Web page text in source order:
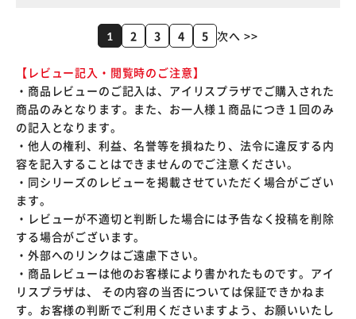
1 2 3 4 5 次へ >>
【レビュー記入・閲覧時のご注意】
・商品レビューのご記入は、アイリスプラザでご購入された
商品のみとなります。また、お一人様１商品につき１回のみ
の記入となります。
・他人の権利、利益、名誉等を損ねたり、法令に違反する内
容を記入することはできませんのでご注意ください。
・同シリーズのレビューを掲載させていただく場合がござい
ます。
・レビューが不適切と判断した場合には予告なく投稿を削除
する場合がございます。
・外部へのリンクはご遠慮下さい。
・商品レビューは他のお客様により書かれたものです。アイ
リスプラザは、 その内容の当否については保証できかねま
す。お客様の判断でご利用くださいますよう、お願いいたし